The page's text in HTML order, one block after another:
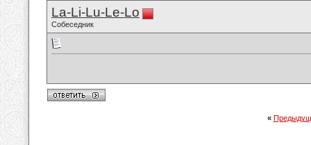
La-Li-Lu-Le-Lo
Собеседник
«